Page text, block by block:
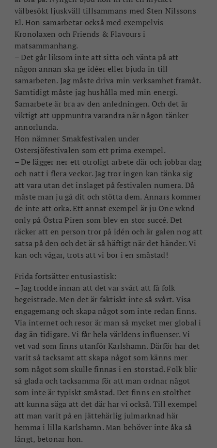
välbesökt ljuskväll tillsammans med Sten Nilssons
El. Hon samarbetar också med exempelvis
Kronolaxen och Friends & Flavours i
matsammanhang.
– Det går liksom inte att sitta och vänta på att
någon annan ska ge idéer eller bjuda in till
samarbeten. Jag måste driva min verksamhet framåt.
Samtidigt måste jag hushålla med min energi.
Samarbete är bra av den anledningen. Och det är
viktigt att uppmuntra varandra när någon tänker
annorlunda.
Hon nämner Smakfestivalen under
Östersjöfestivalen som ett prima exempel.
– De lägger ner ett otroligt arbete där och jobbar dag
och natt i flera veckor. Jag tror ingen kan tänka sig
att vara utan det inslaget på festivalen numera. Då
måste man ju gå dit och stötta dem. Annars kommer
de inte att orka. Ett annat exempel är ju One wknd
only på Östra Piren som blev en stor succé. Det
räcker att en person tror på idén och är galen nog att
satsa på den och det är så häftigt när det händer. Vi
kan och vågar, trots att vi bor i en småstad!
Frida fortsätter entusiastisk:
– Jag trodde innan att det var svårt att få folk
begeistrade. Men det är faktiskt inte så svårt. Visa
engagemang och skapa något som inte redan finns.
Via internet och resor är man så mycket mer global i
dag än tidigare. Vi får hela världens influenser. Vi
vet vad som finns utanför Karlshamn. Därför har det
varit så tacksamt att skapa något som känns mer
som något som skulle finnas i en storstad. Folk blir
så glada och tacksamma för att man ordnar något
som inte är typiskt småstad. Det finns en stolthet
att kunna säga att det där har vi också. Till exempel
att man varit på en jättehärlig julmarknad här
hemma i lilla Karlshamn. Man behöver inte åka så
långt, betonar hon.